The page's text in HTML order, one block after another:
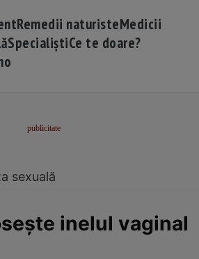
Remedii naturisteMedicii
SpecialiștiCe te doare?
sexuală
inelul vaginal